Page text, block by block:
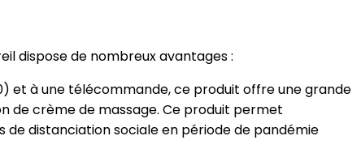
dispose de nombreux avantages :
et à une télécommande, ce produit offre une grande
de crème de massage. Ce produit permet
distanciation sociale en période de pandémie